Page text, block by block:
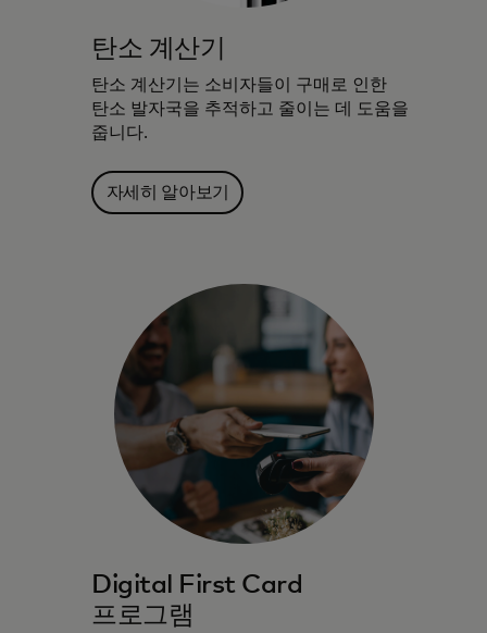
탄소 계산기
탄소 계산기는 소비자들이 구매로 인한
탄소 발자국을 추적하고 줄이는 데 도움을
줍니다.
자세히 알아보기
Digital First Card
프로그램